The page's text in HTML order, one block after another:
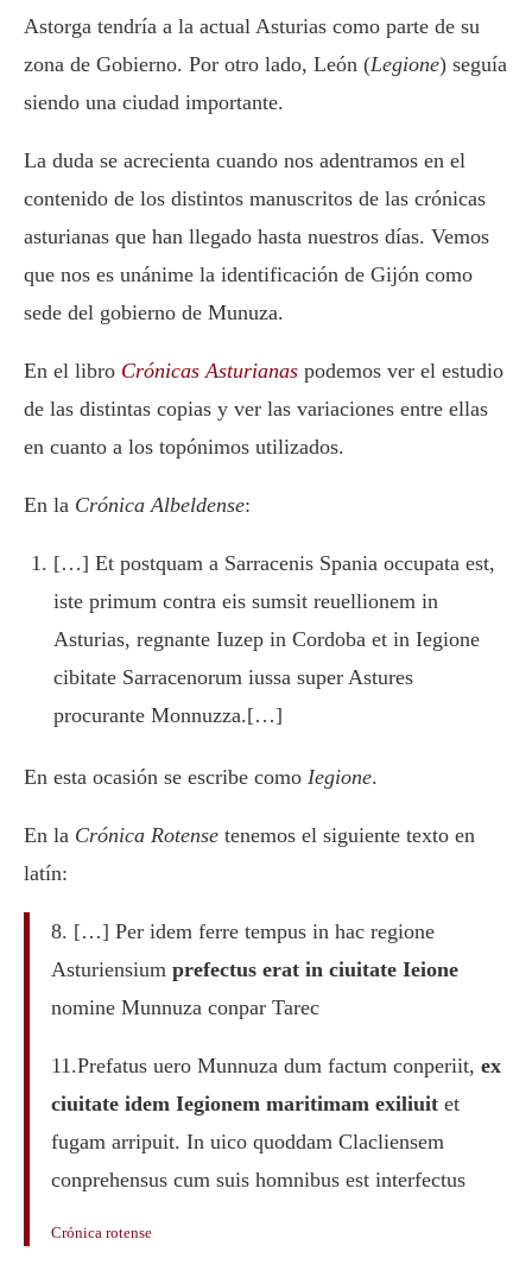
Astorga tendría a la actual Asturias como parte de su
zona de Gobierno. Por otro lado, León (Legione) seguía
siendo una ciudad importante.
La duda se acrecienta cuando nos adentramos en el
contenido de los distintos manuscritos de las crónicas
asturianas que han llegado hasta nuestros días. Vemos
que nos es unánime la identificación de Gijón como
sede del gobierno de Munuza.
En el libro Crónicas Asturianas podemos ver el estudio
de las distintas copias y ver las variaciones entre ellas
en cuanto a los topónimos utilizados.
En la Crónica Albeldense:
[…] Et postquam a Sarracenis Spania occupata est,
iste primum contra eis sumsit reuellionem in
Asturias, regnante Iuzep in Cordoba et in Iegione
cibitate Sarracenorum iussa super Astures
procurante Monnuzza.[…]
En esta ocasión se escribe como Iegione.
En la Crónica Rotense tenemos el siguiente texto en
latín:
8. […] Per idem ferre tempus in hac regione
Asturiensium prefectus erat in ciuitate Ieione
nomine Munnuza conpar Tarec
11.Prefatus uero Munnuza dum factum conperiit, ex
ciuitate idem Iegionem maritimam exiliuitet
fugam arripuit. In uico quoddam Clacliensem
conprehensus cum suis homnibus est interfectus
Crónica rotense